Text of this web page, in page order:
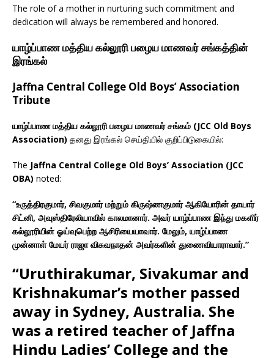
The role of a mother in nurturing such commitment and
dedication will always be remembered and honored.
யாழ்ப்பாண மத்திய கல்லூரி பழைய மாணவர் சங்கத்தின்
இரங்கல்
Jaffna Central College Old Boys’ Association
Tribute
யாழ்ப்பாண மத்திய கல்லூரி பழைய மாணவர் சங்கம் (JCC Old Boys
Association) தனது இரங்கல் செய்தியில் குறிப்பிடுகையில்:
The Jaffna Central College Old Boys’ Association (JCC
OBA) noted:
“உருத்திரகுமார், சிவகுமார் மற்றும் கிருஷ்ணகுமார் ஆகியோரின் தாயார்
சிட்னி, அவுஸ்திரேலியாவில் காலமானார். அவர் யாழ்ப்பாண இந்து மகளிர்
கல்லூரியின் ஓய்வுபெற்ற ஆசிரியையாவார். மேலும், யாழ்ப்பாண
முன்னாள் மேயர் ராஜா விசுவநாதன் அவர்களின் துணைவியாராவார்.”
“Uruthirakumar, Sivakumar and
Krishnakumar’s mother passed
away in Sydney, Australia. She
was a retired teacher of Jaffna
Hindu Ladies’ College and the